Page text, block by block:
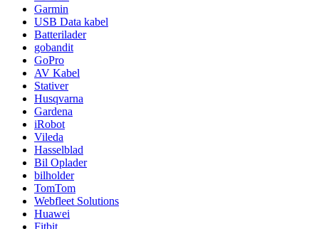
Garmin
USB Data kabel
Batterilader
gobandit
GoPro
AV Kabel
Stativer
Husqvarna
Gardena
iRobot
Vileda
Hasselblad
Bil Oplader
bilholder
TomTom
Webfleet Solutions
Huawei
Fitbit